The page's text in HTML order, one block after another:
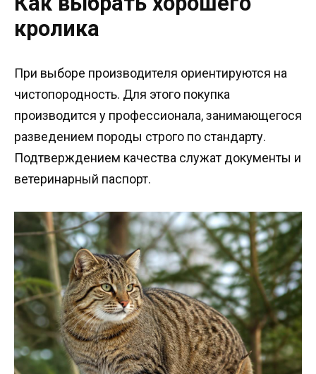
кролика
При выборе производителя ориентируются на
чистопородность. Для этого покупка
производится у профессионала, занимающегося
разведением породы строго по стандарту.
Подтверждением качества служат документы и
ветеринарный паспорт.